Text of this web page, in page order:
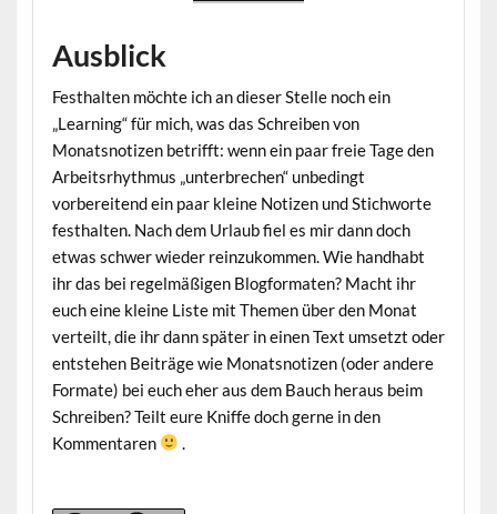
Ausblick
Festhalten möchte ich an dieser Stelle noch ein
„Learning“ für mich, was das Schreiben von
Monatsnotizen betrifft: wenn ein paar freie Tage den
Arbeitsrhythmus „unterbrechen“ unbedingt
vorbereitend ein paar kleine Notizen und Stichworte
festhalten. Nach dem Urlaub fiel es mir dann doch
etwas schwer wieder reinzukommen. Wie handhabt
ihr das bei regelmäßigen Blogformaten? Macht ihr
euch eine kleine Liste mit Themen über den Monat
verteilt, die ihr dann später in einen Text umsetzt oder
entstehen Beiträge wie Monatsnotizen (oder andere
Formate) bei euch eher aus dem Bauch heraus beim
Schreiben? Teilt eure Kniffe doch gerne in den
Kommentaren